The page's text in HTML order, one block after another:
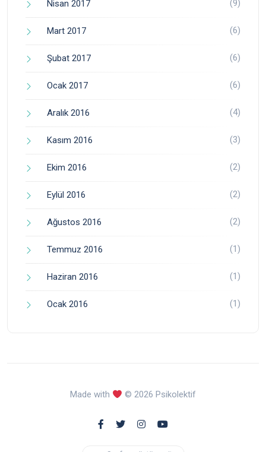
Nisan 2017 (9)
Mart 2017 (6)
Şubat 2017 (6)
Ocak 2017 (6)
Aralık 2016 (4)
Kasım 2016 (3)
Ekim 2016 (2)
Eylül 2016 (2)
Ağustos 2016 (2)
Temmuz 2016 (1)
Haziran 2016 (1)
Ocak 2016 (1)
Made with © 2026 Psikolektif